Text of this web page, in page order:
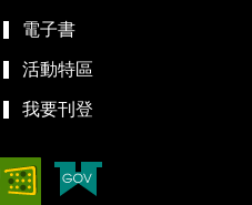
電子書
活動特區
我要刊登